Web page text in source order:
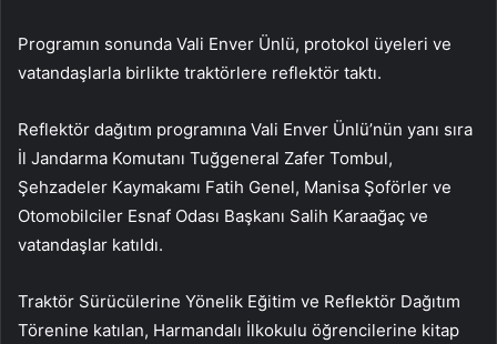
Programın sonunda Vali Enver Ünlü, protokol üyeleri ve
vatandaşlarla birlikte traktörlere reflektör taktı.
Reflektör dağıtım programına Vali Enver Ünlü’nün yanı sıra
İl Jandarma Komutanı Tuğgeneral Zafer Tombul,
Şehzadeler Kaymakamı Fatih Genel, Manisa Şoförler ve
Otomobilciler Esnaf Odası Başkanı Salih Karaağaç ve
vatandaşlar katıldı.
Traktör Sürücülerine Yönelik Eğitim ve Reflektör Dağıtım
Törenine katılan, Harmandalı İlkokulu öğrencilerine kitap